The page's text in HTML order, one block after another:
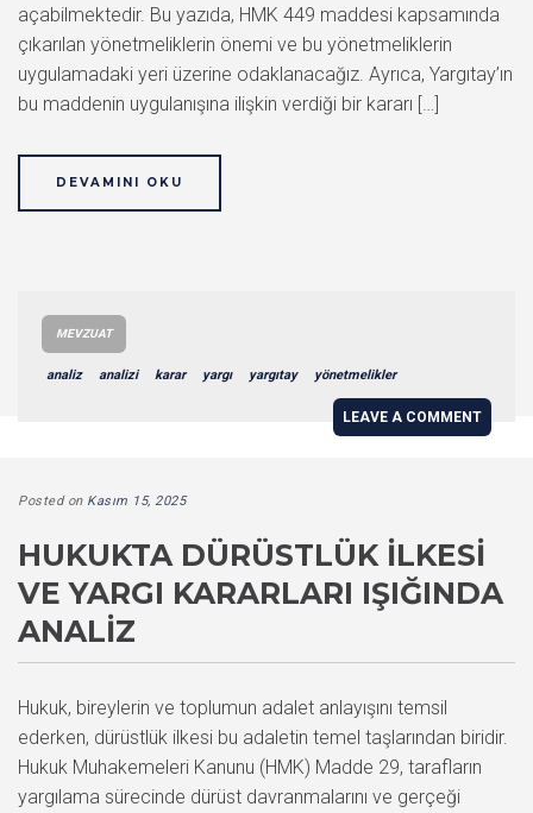
açabilmektedir. Bu yazıda, HMK 449 maddesi kapsamında
çıkarılan yönetmeliklerin önemi ve bu yönetmeliklerin
uygulamadaki yeri üzerine odaklanacağız. Ayrıca, Yargıtay’ın
bu maddenin uygulanışına ilişkin verdiği bir kararı […]
DEVAMINI OKU
MEVZUAT
analiz analizi karar yargı yargıtay yönetmelikler
LEAVE A COMMENT
Posted on Kasım 15, 2025
HUKUKTA DÜRÜSTLÜK İLKESI
VE YARGI KARARLARI IŞIĞINDA
ANALIZ
Hukuk, bireylerin ve toplumun adalet anlayışını temsil
ederken, dürüstlük ilkesi bu adaletin temel taşlarından biridir.
Hukuk Muhakemeleri Kanunu (HMK) Madde 29, tarafların
yargılama sürecinde dürüst davranmalarını ve gerçeği